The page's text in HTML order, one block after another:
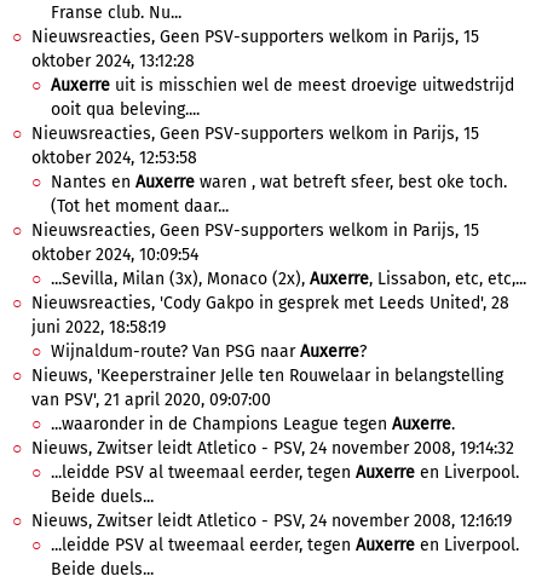
Franse club. Nu...
Nieuwsreacties, Geen PSV-supporters welkom in Parijs, 15
oktober 2024, 13:12:28
Auxerre uit is misschien wel de meest droevige uitwedstrijd
ooit qua beleving....
Nieuwsreacties, Geen PSV-supporters welkom in Parijs, 15
oktober 2024, 12:53:58
Nantes en Auxerre waren , wat betreft sfeer, best oke toch.
(Tot het moment daar...
Nieuwsreacties, Geen PSV-supporters welkom in Parijs, 15
oktober 2024, 10:09:54
...Sevilla, Milan (3x), Monaco (2x), Auxerre, Lissabon, etc, etc,...
Nieuwsreacties, 'Cody Gakpo in gesprek met Leeds United', 28
juni 2022, 18:58:19
Wijnaldum-route? Van PSG naarAuxerre?
Nieuws, 'Keeperstrainer Jelle ten Rouwelaar in belangstelling
van PSV', 21 april 2020, 09:07:00
...waaronder in de Champions League tegen Auxerre.
Nieuws, Zwitser leidt Atletico - PSV, 24 november 2008, 19:14:32
...leidde PSV al tweemaal eerder, tegen Auxerre en Liverpool.
Beide duels...
Nieuws, Zwitser leidt Atletico - PSV, 24 november 2008, 12:16:19
...leidde PSV al tweemaal eerder, tegen Auxerre en Liverpool.
Beide duels...